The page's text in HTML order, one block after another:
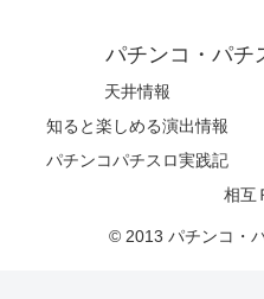
パチンコ・パチ
天井情報
知ると楽しめる演出情報
パチンコパチスロ実践記
相互
© 2013 パチンコ・